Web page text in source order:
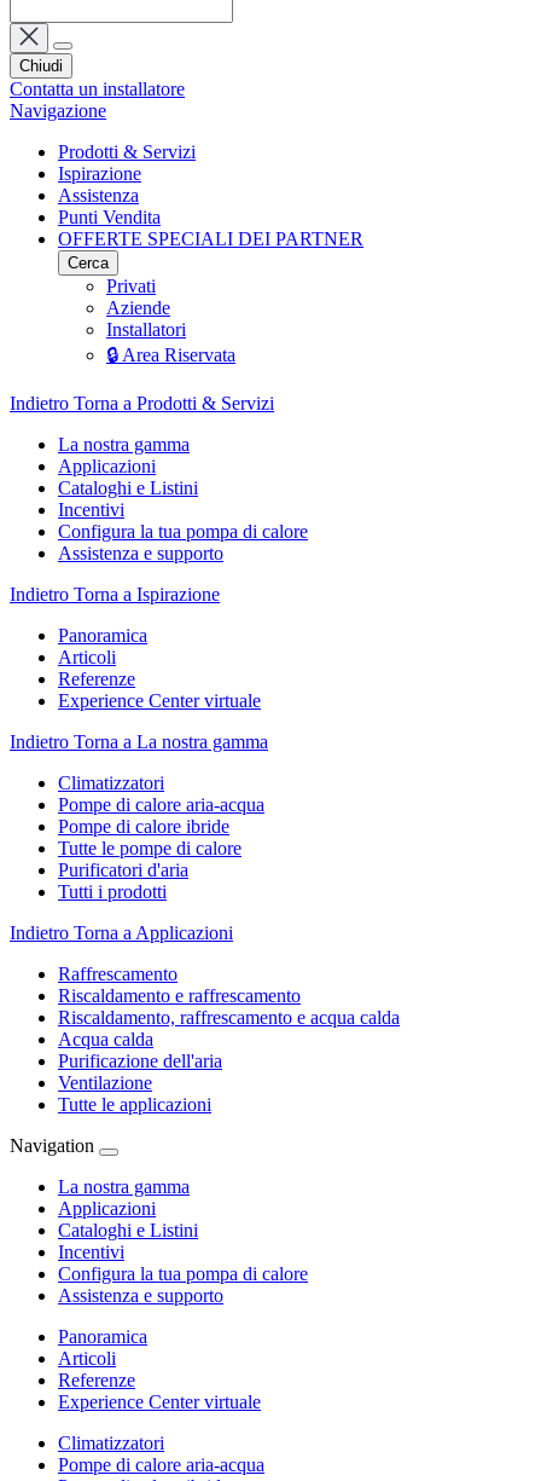
Chiudi
Contatta un installatore
Navigazione
Prodotti & Servizi
Ispirazione
Assistenza
Punti Vendita
OFFERTE SPECIALI DEI PARTNER
Cerca
Privati
Aziende
Installatori
🔒 Area Riservata
Indietro Torna a Prodotti & Servizi
La nostra gamma
Applicazioni
Cataloghi e Listini
Incentivi
Configura la tua pompa di calore
Assistenza e supporto
Indietro Torna a Ispirazione
Panoramica
Articoli
Referenze
Experience Center virtuale
Indietro Torna a La nostra gamma
Climatizzatori
Pompe di calore aria-acqua
Pompe di calore ibride
Tutte le pompe di calore
Purificatori d'aria
Tutti i prodotti
Indietro Torna a Applicazioni
Raffrescamento
Riscaldamento e raffrescamento
Riscaldamento, raffrescamento e acqua calda
Acqua calda
Purificazione dell'aria
Ventilazione
Tutte le applicazioni
Navigation
La nostra gamma
Applicazioni
Cataloghi e Listini
Incentivi
Configura la tua pompa di calore
Assistenza e supporto
Panoramica
Articoli
Referenze
Experience Center virtuale
Climatizzatori
Pompe di calore aria-acqua